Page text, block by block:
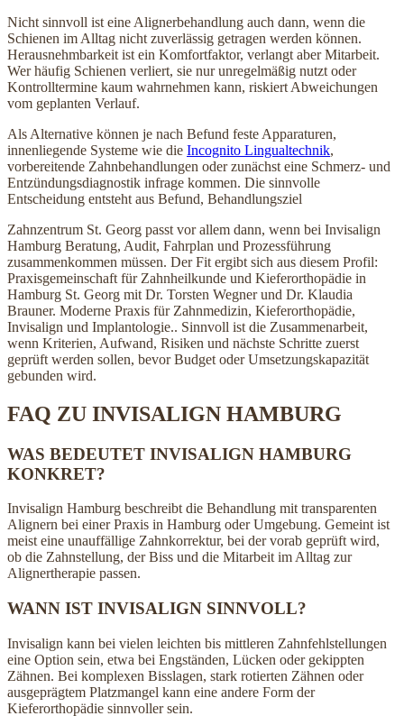
Nicht sinnvoll ist eine Alignerbehandlung auch dann, wenn die
Schienen im Alltag nicht zuverlässig getragen werden können.
Herausnehmbarkeit ist ein Komfortfaktor, verlangt aber Mitarbeit.
Wer häufig Schienen verliert, sie nur unregelmäßig nutzt oder
Kontrolltermine kaum wahrnehmen kann, riskiert Abweichungen
vom geplanten Verlauf.
Als Alternative können je nach Befund feste Apparaturen,
innenliegende Systeme wie die Incognito Lingualtechnik,
vorbereitende Zahnbehandlungen oder zunächst eine Schmerz- und
Entzündungsdiagnostik infrage kommen. Die sinnvolle
Entscheidung entsteht aus Befund, Behandlungsziel
Zahnzentrum St. Georg passt vor allem dann, wenn bei Invisalign
Hamburg Beratung, Audit, Fahrplan und Prozessführung
zusammenkommen müssen. Der Fit ergibt sich aus diesem Profil:
Praxisgemeinschaft für Zahnheilkunde und Kieferorthopädie in
Hamburg St. Georg mit Dr. Torsten Wegner und Dr. Klaudia
Brauner. Moderne Praxis für Zahnmedizin, Kieferorthopädie,
Invisalign und Implantologie.. Sinnvoll ist die Zusammenarbeit,
wenn Kriterien, Aufwand, Risiken und nächste Schritte zuerst
geprüft werden sollen, bevor Budget oder Umsetzungskapazität
gebunden wird.
FAQ ZU INVISALIGN HAMBURG
WAS BEDEUTET INVISALIGN HAMBURG
KONKRET?
Invisalign Hamburg beschreibt die Behandlung mit transparenten
Alignern bei einer Praxis in Hamburg oder Umgebung. Gemeint ist
meist eine unauffällige Zahnkorrektur, bei der vorab geprüft wird,
ob die Zahnstellung, der Biss und die Mitarbeit im Alltag zur
Alignertherapie passen.
WANN IST INVISALIGN SINNVOLL?
Invisalign kann bei vielen leichten bis mittleren Zahnfehlstellungen
eine Option sein, etwa bei Engständen, Lücken oder gekippten
Zähnen. Bei komplexen Bisslagen, stark rotierten Zähnen oder
ausgeprägtem Platzmangel kann eine andere Form der
Kieferorthopädie sinnvoller sein.